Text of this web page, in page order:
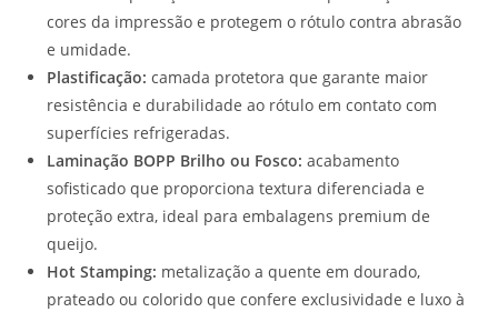
cores da impressão e protegem o rótulo contra abrasão
e umidade.
Plastificação: camada protetora que garante maior
resistência e durabilidade ao rótulo em contato com
superfícies refrigeradas.
Laminação BOPP Brilho ou Fosco: acabamento
sofisticado que proporciona textura diferenciada e
proteção extra, ideal para embalagens premium de
queijo.
Hot Stamping: metalização a quente em dourado,
prateado ou colorido que confere exclusividade e luxo à